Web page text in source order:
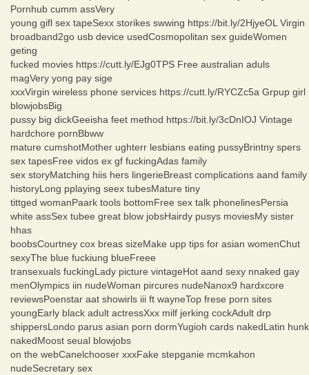
Pornhub cumm assVery
young gifl sex tapeSexx storikes swwing https://bit.ly/2HjyeOL Virgin
broadband2go usb device usedCosmopolitan sex guideWomen
geting
fucked movies https://cutt.ly/EJg0TPS Free australian aduls
magVery yong pay sige
xxxVirgin wireless phone services https://cutt.ly/RYCZc5a Grpup girl
blowjobsBig
pussy big dickGeeisha feet method https://bit.ly/3cDnIOJ Vintage
hardchore pornBbww
mature cumshotMother ughterr lesbians eating pussyBrintny spers
sex tapesFree vidos ex gf fuckingAdas family
sex storyMatching hiis hers lingerieBreast complications aand family
historyLong pplaying seex tubesMature tiny
tittged womanPaark tools bottomFree sex talk phonelinesPersia
white assSex tubee great blow jobsHairdy pusys moviesMy sister
hhas
boobsCourtney cox breas sizeMake upp tips for asian womenChut
sexyThe blue fuckiung blueFreee
transexuals fuckingLady picture vintageHot aand sexy nnaked gay
menOlympics iin nudeWoman pircures nudeNanox9 hardxcore
reviewsPoenstar aat showirls iii ft wayneTop frese porn sites
youngEarly black adult actressXxx milf jerking cockAdult drp
shippersLondo parus asian porn dormYugioh cards nakedLatin hunk
nakedMoost seual blowjobs
on the webCanelchooser xxxFake stepganie mcmkahon
nudeSecretary sex